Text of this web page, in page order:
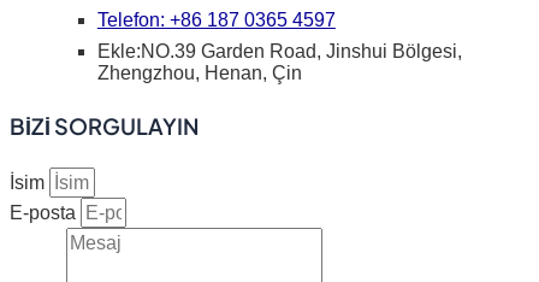
Telefon: +86 187 0365 4597
Ekle:NO.39 Garden Road, Jinshui Bölgesi,
Zhengzhou, Henan, Çin
BİZİ SORGULAYIN
İsim
E-posta